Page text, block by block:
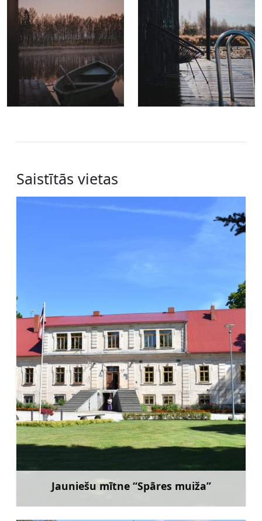
Saistītās vietas
Jauniešu mītne “Spāres muiža”
Uzzināt vairāk